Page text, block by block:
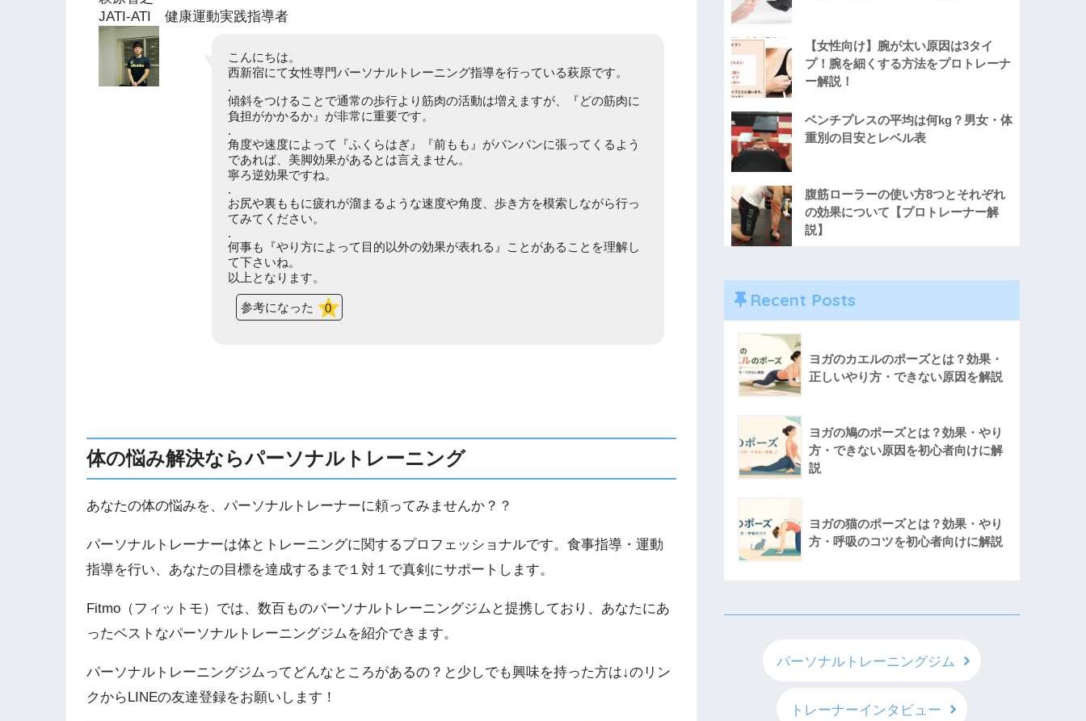
JATI-ATI 健康運動実践指導者
こんにちは。
西新宿にて女性専門パーソナルトレーニング指導を行っている萩原です。
.
傾斜をつけることで通常の歩行より筋肉の活動は増えますが、『どの筋肉に
負担がかかるか』が非常に重要です。
.
角度や速度によって『ふくらはぎ』『前もも』がパンパンに張ってくるよう
であれば、美脚効果があるとは言えません。
寧ろ逆効果ですね。
.
お尻や裏ももに疲れが溜まるような速度や角度、歩き方を模索しながら行っ
てみてください。
.
何事も『やり方によって目的以外の効果が表れる』ことがあることを理解し
て下さいね。
以上となります。
参考になった 0
体の悩み解決ならパーソナルトレーニング
あなたの体の悩みを、パーソナルトレーナーに頼ってみませんか？？
パーソナルトレーナーは体とトレーニングに関するプロフェッショナルです。食事指導・運動
指導を行い、あなたの目標を達成するまで１対１で真剣にサポートします。
Fitmo（フィットモ）では、数百ものパーソナルトレーニングジムと提携しており、あなたにあ
ったベストなパーソナルトレーニングジムを紹介できます。
パーソナルトレーニングジムってどんなところがあるの？と少しでも興味を持った方は↓のリン
クからLINEの友達登録をお願いします！
【女性向け】腕が太い原因は3タイ
プ！腕を細くする方法をプロトレーナ
ー解説！
ベンチプレスの平均は何kg？男女・体
重別の目安とレベル表
腹筋ローラーの使い方8つとそれぞれ
の効果について【プロトレーナー解
説】
Recent Posts
ヨガのカエルのポーズとは？効果・
正しいやり方・できない原因を解説
ヨガの鳩のポーズとは？効果・やり
方・できない原因を初心者向けに解
説
ヨガの猫のポーズとは？効果・やり
方・呼吸のコツを初心者向けに解説
パーソナルトレーニングジム
トレーナーインタビュー